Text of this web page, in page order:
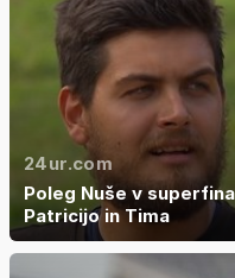
24ur.com
Poleg Nuše v
Patricijo in Tima